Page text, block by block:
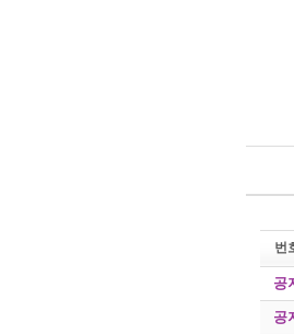
번
공
공